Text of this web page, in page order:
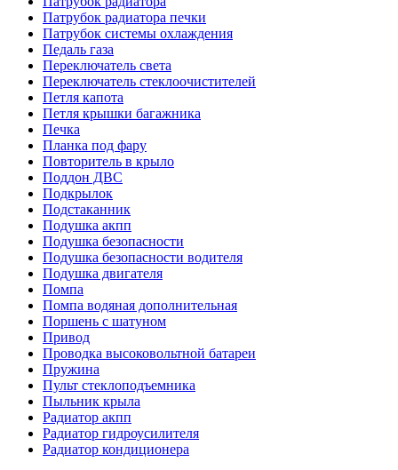
Патрубок радиатора печки
Патрубок системы охлаждения
Педаль газа
Переключатель света
Переключатель стеклоочистителей
Петля капота
Петля крышки багажника
Печка
Планка под фару
Повторитель в крыло
Поддон ДВС
Подкрылок
Подстаканник
Подушка акпп
Подушка безопасности
Подушка безопасности водителя
Подушка двигателя
Помпа
Помпа водяная дополнительная
Поршень с шатуном
Привод
Проводка высоковольтной батареи
Пружина
Пульт стеклоподъемника
Пыльник крыла
Радиатор акпп
Радиатор гидроусилителя
Радиатор кондиционера